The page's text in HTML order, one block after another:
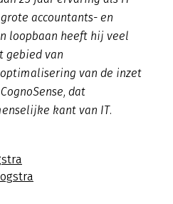
accountants- en
loopbaan heeft hij veel
gebied van
van de inzet
dat
kant van IT.